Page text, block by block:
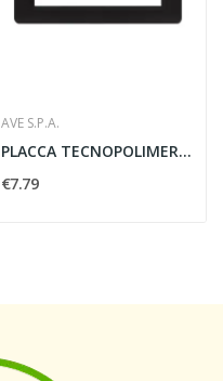
AVE S.P.A.
PLACCA TECNOPOLIMERO S44 7 MODULI GRIGIO TEKLA...
€7.79